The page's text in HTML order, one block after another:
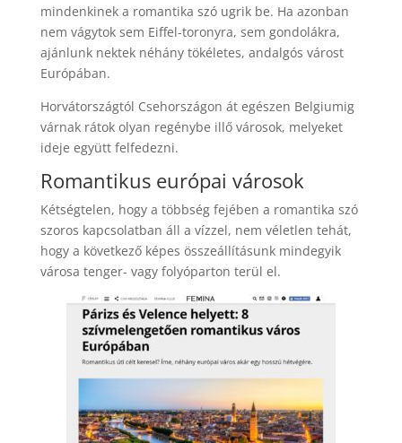
mindenkinek a romantika szó ugrik be. Ha azonban
nem vágytok sem Eiffel-toronyra, sem gondolákra,
ajánlunk nektek néhány tökéletes, andalgós várost
Európában.
Horvátországtól Csehországon át egészen Belgiumig
várnak rátok olyan regénybe illő városok, melyeket
ideje együtt felfedezni.
Romantikus európai városok
Kétségtelen, hogy a többség fejében a romantika szó
szoros kapcsolatban áll a vízzel, nem véletlen tehát,
hogy a következő képes összeállításunk mindegyik
városa tenger- vagy folyóparton terül el.